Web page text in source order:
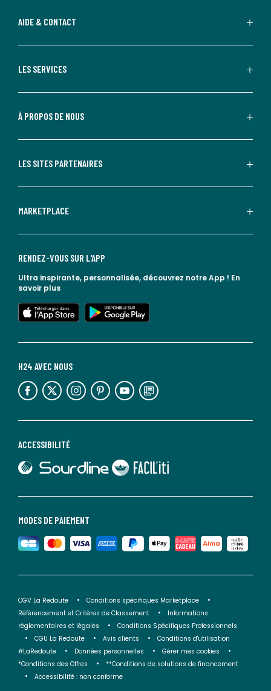
AIDE & CONTACT
LES SERVICES
À PROPOS DE NOUS
LES SITES PARTENAIRES
MARKETPLACE
MODES DE PAIEMENT
ACCESSIBILITÉ
lien vers Faciliti
H24 AVEC NOUS
lien vers l'espace réseaux sociaux lien vers l'espace réseaux sociaux lien vers l'espace réseaux sociaux lien vers l'espace réseaux sociaux lien vers l'espace réseaux sociaux lien vers le blog la redoute
RENDEZ-VOUS SUR L'APP
Ultra inspirante, personnalisée, découvrez notre App ! En
savoir plus
lien vers l'app store
lien vers google play
CGV La Redoute
Conditions spécifiques Marketplace
Référencement et Critères de Classement
Informations
réglementaires et légales
Conditions Spécifiques Professionnels
CGU La Redoute
Avis clients
Conditions d'utilisation
#LaRedoute
Données personnelles
Gérer mes cookies
*Conditions des Offres
**Conditions de solutions de financement
Accessibilité : non conforme